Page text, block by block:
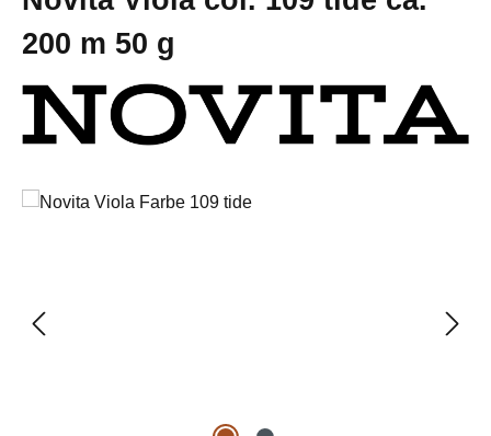
200 m 50 g
Bildergalerie überspringen